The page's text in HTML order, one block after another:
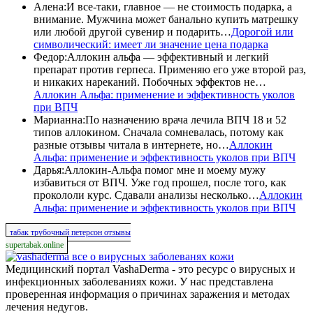
Алена:И все-таки, главное — не стоимость подарка, а
внимание. Мужчина может банально купить матрешку
или любой другой сувенир и подарить…Дорогой или
символический: имеет ли значение цена подарка
Федор:Аллокин альфа — эффективный и легкий
препарат против герпеса. Применяю его уже второй раз,
и никаких нареканий. Побочных эффектов не…
Аллокин Альфа: применение и эффективность уколов
при ВПЧ
Марианна:По назначению врача лечила ВПЧ 18 и 52
типов аллокином. Сначала сомневалась, потому как
разные отзывы читала в интернете, но…Аллокин
Альфа: применение и эффективность уколов при ВПЧ
Дарья:Аллокин-Альфа помог мне и моему мужу
избавиться от ВПЧ. Уже год прошел, после того, как
прокололи курс. Сдавали анализы несколько…Аллокин
Альфа: применение и эффективность уколов при ВПЧ
табак трубочный петерсон отзывы
supertabak.online
все о вирусных заболеванях кожи
Медицинский портал VashaDerma - это ресурс о вирусных и
инфекционных заболеваниях кожи. У нас представлена
проверенная информация о причинах заражения и методах
лечения недугов.